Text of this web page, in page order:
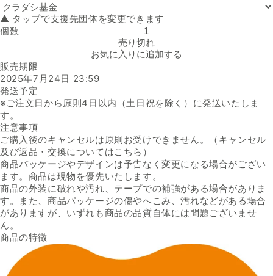
▲ タップで支援先団体を変更できます
個数「薬用マウスウォッシュ ちゅらマウス（ボトル）」の数量を減らす
売り切れ
お気に入りに追加する
販売期限
2025年7月24日 23:59
発送予定
※ご注文日から原則4日以内（土日祝を除く）に発送いたしま
す。
注意事項
ご購入後のキャンセルは原則お受けできません。（キャンセル
及び返品・交換についてはこちら ）
商品パッケージやデザインは予告なく変更になる場合がござい
ます。商品は現物を優先いたします。
商品の外装に破れや汚れ、テープでの補強がある場合がありま
す。また、商品パッケージの傷やへこみ、汚れなどがある場合
がありますが、いずれも商品の品質自体には問題ございませ
ん。
商品の特徴